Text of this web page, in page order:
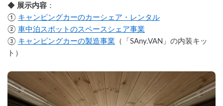
◆ 展示内容 ：
① キャンピングカーのカーシェア・レンタル
② 車中泊スポットのスペースシェア事業
③ キャンピングカーの製造事業 （「SAny.VAN」の内装キッ
ト）